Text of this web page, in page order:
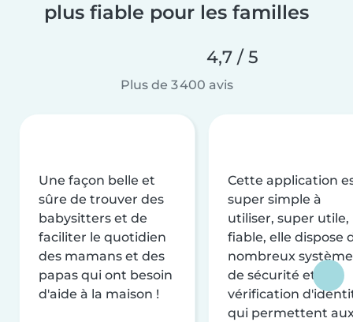
plus fiable pour les familles
4,7 / 5
Plus de 3 400 avis
Une façon belle et
sûre de trouver des
babysitters et de
faciliter le quotidien
des mamans et des
papas qui ont besoin
d'aide à la maison !
Cette application
super simple à
utiliser, super utile,
fiable, elle dispose
nombreux
de sécurité et de
vérification
qui permettent